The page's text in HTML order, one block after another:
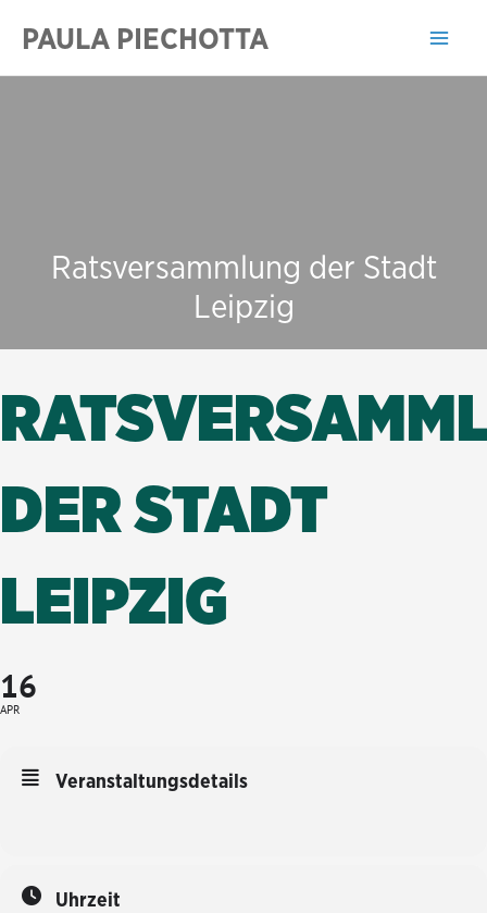
Inhalt
springen
PAULA PIECHOTTA
Ratsversammlung der Stadt
Leipzig
DER STADT
LEIPZIG
16
APR
Veranstaltungsdetails
Uhrzeit